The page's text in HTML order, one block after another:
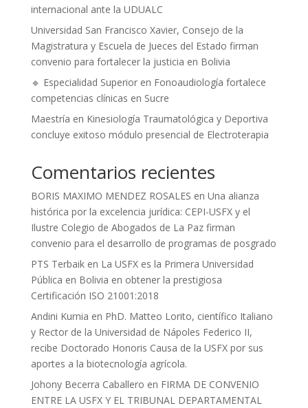
internacional ante la UDUALC
Universidad San Francisco Xavier, Consejo de la
Magistratura y Escuela de Jueces del Estado firman
convenio para fortalecer la justicia en Bolivia
🔹 Especialidad Superior en Fonoaudiología fortalece
competencias clínicas en Sucre
Maestría en Kinesiología Traumatológica y Deportiva
concluye exitoso módulo presencial de Electroterapia
Comentarios recientes
BORIS MAXIMO MENDEZ ROSALES en Una alianza
histórica por la excelencia jurídica: CEPI-USFX y el
Ilustre Colegio de Abogados de La Paz firman
convenio para el desarrollo de programas de posgrado
PTS Terbaiken La USFX es la Primera Universidad
Pública en Bolivia en obtener la prestigiosa
Certificación ISO 21001:2018
Andini Kurnia en PhD. Matteo Lorito, científico Italiano
y Rector de la Universidad de Nápoles Federico II,
recibe Doctorado Honoris Causa de la USFX por sus
aportes a la biotecnología agrícola.
Johony Becerra Caballero en FIRMA DE CONVENIO
ENTRE LA USFX Y EL TRIBUNAL DEPARTAMENTAL